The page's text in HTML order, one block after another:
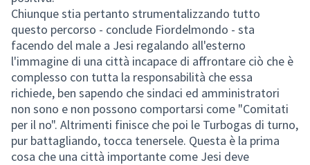
Chiunque stia pertanto strumentalizzando tutto
questo percorso - conclude Fiordelmondo - sta
facendo del male a Jesi regalando all'esterno
l'immagine di una città incapace di affrontare ciò che è
complesso con tutta la responsabilità che essa
richiede, ben sapendo che sindaci ed amministratori
non sono e non possono comportarsi come "Comitati
per il no". Altrimenti finisce che poi le Turbogas di turno,
pur battagliando, tocca tenersele. Questa è la prima
cosa che una città importante come Jesi deve